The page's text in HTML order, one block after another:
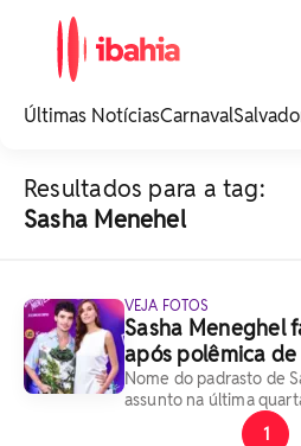
noticias e
Últimas NotíciasCarnaval
Resultados para a tag:
Sasha Menehel
VEJA FOTOS
Sasha Meneghel
após polêmica
Nome do padrasto de
assunto na última
1